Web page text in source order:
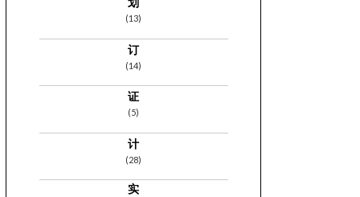
(13)
订
(14)
证
(5)
计
(28)
实